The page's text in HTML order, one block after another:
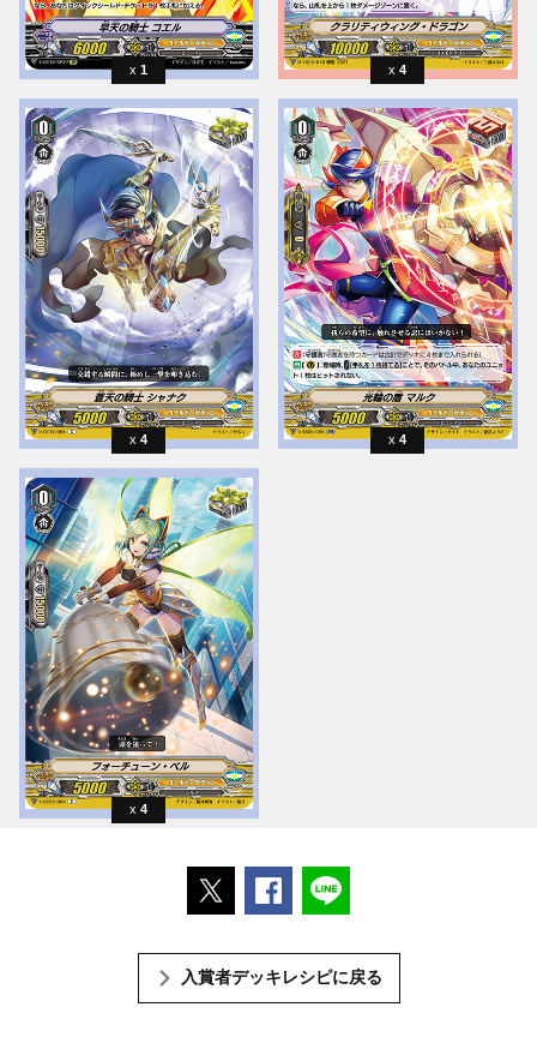
1 4
4 4
4
ポストするFacebookでシェアする
入賞者デッキレシピに戻る